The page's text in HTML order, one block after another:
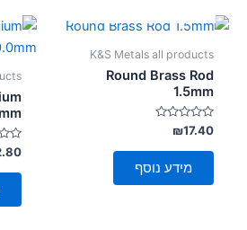
K&S Metals all products
Round Brass Rod
1.5mm
דורג
0
מתוך
₪17.40
מידע נוסף
דורג
0